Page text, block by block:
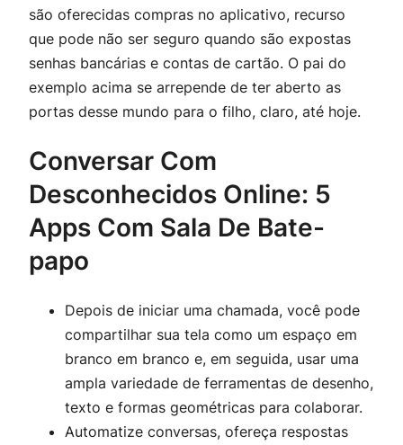
são oferecidas compras no aplicativo, recurso
que pode não ser seguro quando são expostas
senhas bancárias e contas de cartão. O pai do
exemplo acima se arrepende de ter aberto as
portas desse mundo para o filho, claro, até hoje.
Conversar Com
Desconhecidos Online: 5
Apps Com Sala De Bate-
papo
Depois de iniciar uma chamada, você pode
compartilhar sua tela como um espaço em
branco em branco e, em seguida, usar uma
ampla variedade de ferramentas de desenho,
texto e formas geométricas para colaborar.
Automatize conversas, ofereça respostas